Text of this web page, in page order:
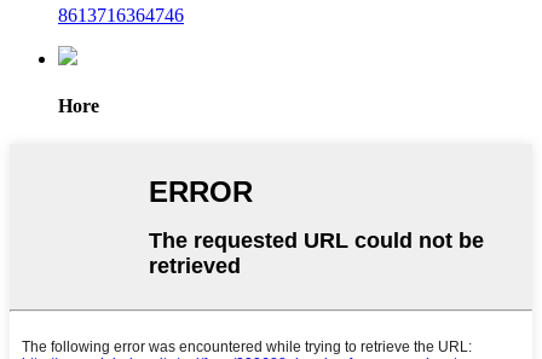
8613716364746
Hore